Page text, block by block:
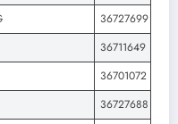
36727699
36711649
36701072
36727688